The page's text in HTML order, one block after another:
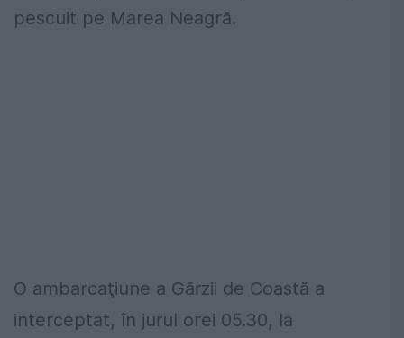
pescuit pe Marea Neagră.
O ambarcaţiune a Gărzii de Coastă a
interceptat, în jurul orei 05.30, la